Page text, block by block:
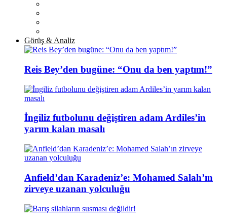
Görüş & Analiz
Reis Bey’den bugüne: “Onu da ben yaptım!”
İngiliz futbolunu değiştiren adam Ardiles’in
yarım kalan masalı
Anfield’dan Karadeniz’e: Mohamed Salah’ın
zirveye uzanan yolculuğu